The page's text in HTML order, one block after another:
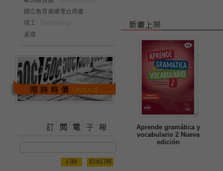
國立教育廣播電台用書
理工
桌遊
Aprende gramática y
vocabulario 2 Nueva
edición